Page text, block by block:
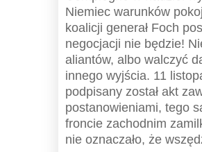
Niemiec warunków
koalicji generał Foch
negocjacji nie będzie!
aliantów, albo walczyć
innego wyjścia. 11
podpisany został akt
postanowieniami, tego
froncie zachodnim
nie oznaczało, że